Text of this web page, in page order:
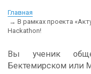
Главная
В рамках проекта
Hackathon!
Вы ученик
Бектемирском или